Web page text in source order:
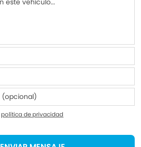
política de privacidad